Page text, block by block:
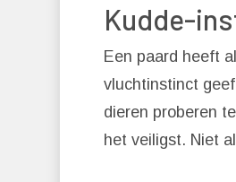
Kudde-
Een paard heeft
vluchtinstinct
dieren proberen
het veiligst. Niet